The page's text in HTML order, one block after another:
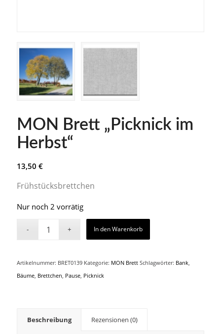
MON Brett „Picknick im
Herbst“
13,50 €
Frühstücksbrettchen
Nur noch 2 vorrätig
In den Warenkorb
Artikelnummer: BRET0139 Kategorie: MON Brett Schlagwörter: Bank,
Bäume, Brettchen, Pause, Picknick
Beschreibung Rezensionen (0)